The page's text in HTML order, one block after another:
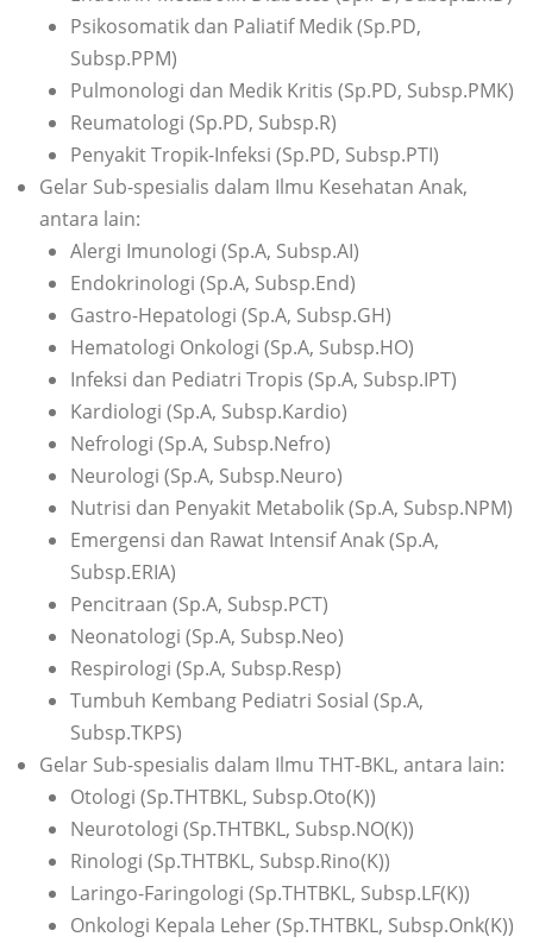
Psikosomatik dan Paliatif Medik (Sp.PD,
Subsp.PPM)
Pulmonologi dan Medik Kritis (Sp.PD, Subsp.PMK)
Reumatologi (Sp.PD, Subsp.R)
Penyakit Tropik-Infeksi (Sp.PD, Subsp.PTI)
Gelar Sub-spesialis dalam Ilmu Kesehatan Anak,
antara lain:
Alergi Imunologi (Sp.A, Subsp.AI)
Endokrinologi (Sp.A, Subsp.End)
Gastro-Hepatologi (Sp.A, Subsp.GH)
Hematologi Onkologi (Sp.A, Subsp.HO)
Infeksi dan Pediatri Tropis (Sp.A, Subsp.IPT)
Kardiologi (Sp.A, Subsp.Kardio)
Nefrologi (Sp.A, Subsp.Nefro)
Neurologi (Sp.A, Subsp.Neuro)
Nutrisi dan Penyakit Metabolik (Sp.A, Subsp.NPM)
Emergensi dan Rawat Intensif Anak (Sp.A,
Subsp.ERIA)
Pencitraan (Sp.A, Subsp.PCT)
Neonatologi (Sp.A, Subsp.Neo)
Respirologi (Sp.A, Subsp.Resp)
Tumbuh Kembang Pediatri Sosial (Sp.A,
Subsp.TKPS)
Gelar Sub-spesialis dalam Ilmu THT-BKL, antara lain:
Otologi (Sp.THTBKL, Subsp.Oto(K))
Neurotologi (Sp.THTBKL, Subsp.NO(K))
Rinologi (Sp.THTBKL, Subsp.Rino(K))
Laringo-Faringologi (Sp.THTBKL, Subsp.LF(K))
Onkologi Kepala Leher (Sp.THTBKL, Subsp.Onk(K))